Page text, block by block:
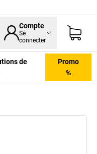
Compte
Se
connecter
de
Promo
%